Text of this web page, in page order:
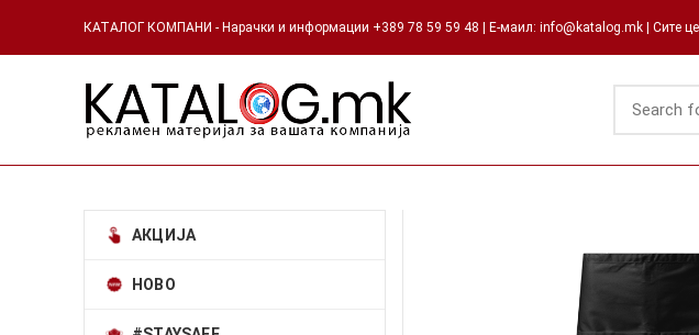
КАТАЛОГ КОМПАНИ - Нарачки и информации +389 78 59 59 48 | Е-маил: info@katalog.mk | Сите
АКЦИЈА
НОВО